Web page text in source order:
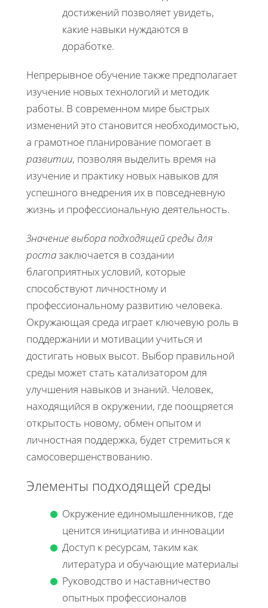
достижений позволяет увидеть,
какие навыки нуждаются в
доработке.
Непрерывное обучение также предполагает
изучение новых технологий и методик
работы. В современном мире быстрых
изменений это становится необходимостью,
а грамотное планирование помогает в
развитии, позволяя выделить время на
изучение и практику новых навыков для
успешного внедрения их в повседневную
жизнь и профессиональную деятельность.
Значение выбора подходящей среды для
ростазаключается в создании
благоприятных условий, которые
способствуют личностному и
профессиональному развитию человека.
Окружающая среда играет ключевую роль в
поддержании и мотивации учиться и
достигать новых высот. Выбор правильной
среды может стать катализатором для
улучшения навыков и знаний. Человек,
находящийся в окружении, где поощряется
открытость новому, обмен опытом и
личностная поддержка, будет стремиться к
самосовершенствованию.
Элементы подходящей среды
Окружение единомышленников, где
ценится инициатива и инновации
Доступ к ресурсам, таким как
литература и обучающие материалы
Руководство и наставничество
опытных профессионалов